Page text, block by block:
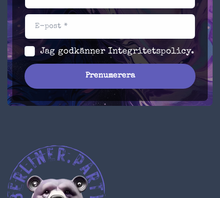
E-post *
Jag godkänner Integritetspolicy.